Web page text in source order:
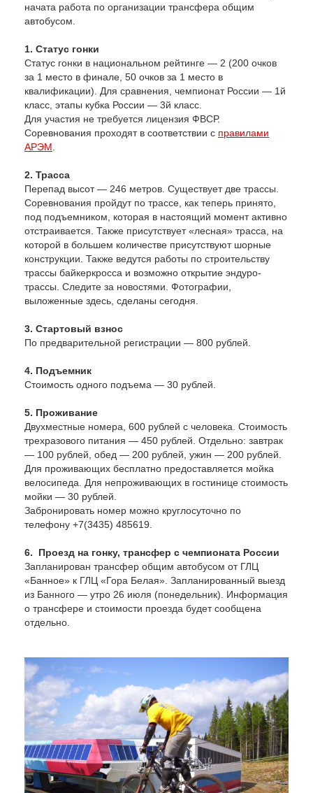
начата работа по организации трансфера общим
автобусом.
1. Статус гонки
Статус гонки в национальном рейтинге — 2 (200 очков
за 1 место в финале, 50 очков за 1 место в
квалификации). Для сравнения, чемпионат России — 1й
класс, этапы кубка России — 3й класс.
Для участия не требуется лицензия ФВСР.
Соревнования проходят в соответствии с правилами
АРЭМ
2. Трасса
Перепад высот — 246 метров. Существует две трассы.
Соревнования пройдут по трассе, как теперь принято,
под подъемником, которая в настоящий момент активно
отстраивается. Также присутствует «лесная» трасса, на
которой в большем количестве присутствуют шорные
конструкции. Также ведутся работы по строительству
трассы байкеркросса и возможно открытие эндуро-
трассы. Следите за новостями. Фотографии,
выложенные здесь, сделаны сегодня.
3. Стартовый взнос
По предварительной регистрации — 800 рублей.
4. Подъемник
Стоимость одного подъема — 30 рублей.
5. Проживание
Двухместные номера, 600 рублей с человека. Стоимость
трехразового питания — 450 рублей. Отдельно: завтрак
— 100 рублей, обед — 200 рублей, ужин — 200 рублей.
Для проживающих бесплатно предоставляется мойка
велосипеда. Для непроживающих в гостинице стоимость
мойки — 30 рублей.
Забронировать номер можно круглосуточно по
телефону +7(3435) 485619.
6. Проезд на гонку, трансфер с чемпионата России
Запланирован трансфер общим автобусом от ГЛЦ
«Банное» к ГЛЦ «Гора Белая». Запланированный выезд
из Банного — утро 26 июля (понедельник). Информация
о трансфере и стоимости проезда будет сообщена
отдельно.